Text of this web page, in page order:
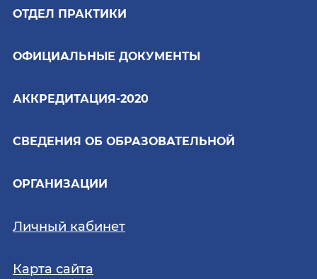
ОТДЕЛ ПРАКТИКИ
ОФИЦИАЛЬНЫЕ ДОКУМЕНТЫ
АККРЕДИТАЦИЯ-2020
СВЕДЕНИЯ ОБ ОБРАЗОВАТЕЛЬНОЙ
ОРГАНИЗАЦИИ
Личный кабинет
Карта сайта